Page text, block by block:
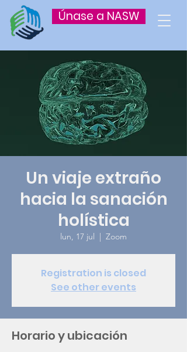
Únase a NASW
Un viaje extraño
hacia la sanación
holística
lun, 17 jul
  |
Zoom
Registration is closed
See other events
Horario y ubicación